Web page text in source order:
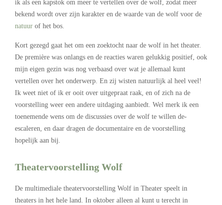
ik als een kapstok om meer te vertellen over de wolf, zodat meer
bekend wordt over zijn karakter en de waarde van de wolf voor de
natuur of het bos.
Kort gezegd gaat het om een zoektocht naar de wolf in het theater.
De première was onlangs en de reacties waren gelukkig positief, ook
mijn eigen gezin was nog verbaasd over wat je allemaal kunt
vertellen over het onderwerp. En zij wisten natuurlijk al heel veel!
Ik weet niet of ik er ooit over uitgepraat raak, en of zich na de
voorstelling weer een andere uitdaging aanbiedt. Wel merk ik een
toenemende wens om de discussies over de wolf te willen de-
escaleren, en daar dragen de documentaire en de voorstelling
hopelijk aan bij.
Theatervoorstelling Wolf
De multimediale theatervoorstelling Wolf in Theater speelt in
theaters in het hele land. In oktober alleen al kunt u terecht in